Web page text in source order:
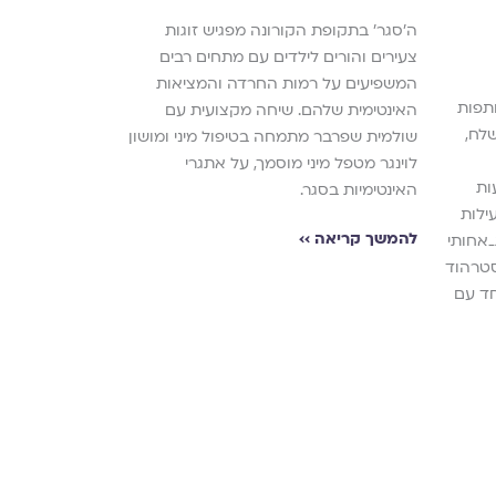
עם
ה׳סגר׳ בתקופת הקורונה מפגיש זוגות
צעירים והורים לילדים עם מתחים רבים
המשפיעים על רמות החרדה והמציאות
האינטימית שלהם. שיחה מקצועית עם
שולמית שפרבר מתמחה בטיפול מיני ומושון
לוינגר מטפל מיני מוסמך, על אתגרי
האינטימיות בסגר.
להמשך קריאה ››